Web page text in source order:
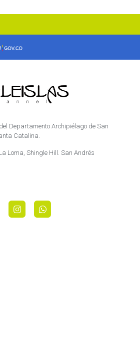
Departamento Archipiélago de San
Catalina.
Loma, Shingle Hill. San Andrés